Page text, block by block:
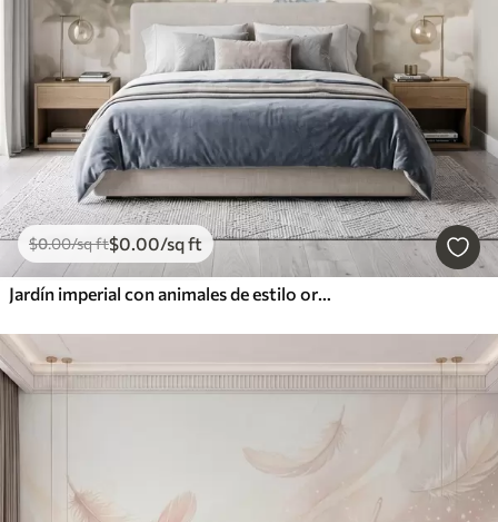
$0.00/sq ft$0 .00/sq ft